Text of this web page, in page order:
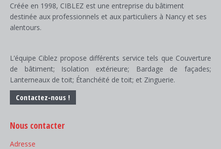
Créée en 1998, CIBLEZ est une entreprise du bâtiment
destinée aux professionnels et aux particuliers à Nancy et ses
alentours.
L’équipe Ciblez propose différents service tels que Couverture
de bâtiment; Isolation extérieure; Bardage de façades;
Lanterneaux de toit; Étanchéité de toit; et Zinguerie.
Contactez-nous !
Nous contacter
Adresse